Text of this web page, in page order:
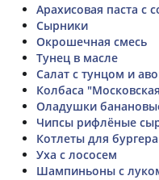
Арахисовая паста с
Сырники
Окрошечная смесь
Тунец в масле
Салат с тунцом и
Колбаса
Оладушки
Чипсы рифлёные
Котлеты для
Уха с лососем
Шампиньоны с